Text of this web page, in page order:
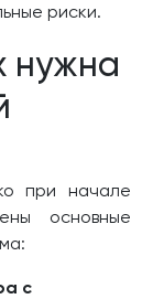
риски.
нужна
при начале
основные
с